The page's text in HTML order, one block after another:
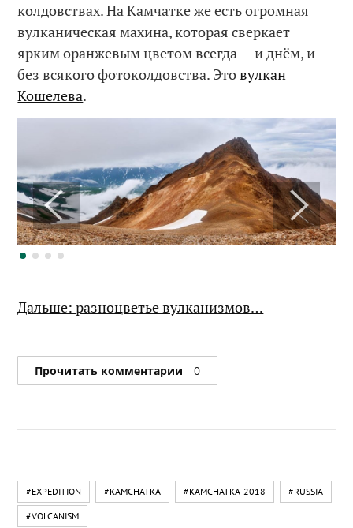
колдовствах. На Камчатке же есть огромная
вулканическая махина, которая сверкает
ярким оранжевым цветом всегда — и днём, и
без всякого фотоколдовства. Этовулкан
Кошелева.
Дальше: разноцветье вулканизмов…
Прочитать комментарии 0
#EXPEDITION #KAMCHATKA #KAMCHATKA-2018 #RUSSIA
#VOLCANISM